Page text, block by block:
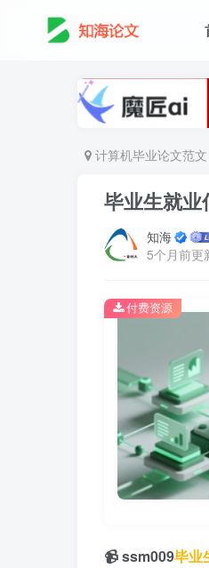
计算机毕业论文范
毕业生就
知海
5个月前更
付费资源
📹 ssm009毕业